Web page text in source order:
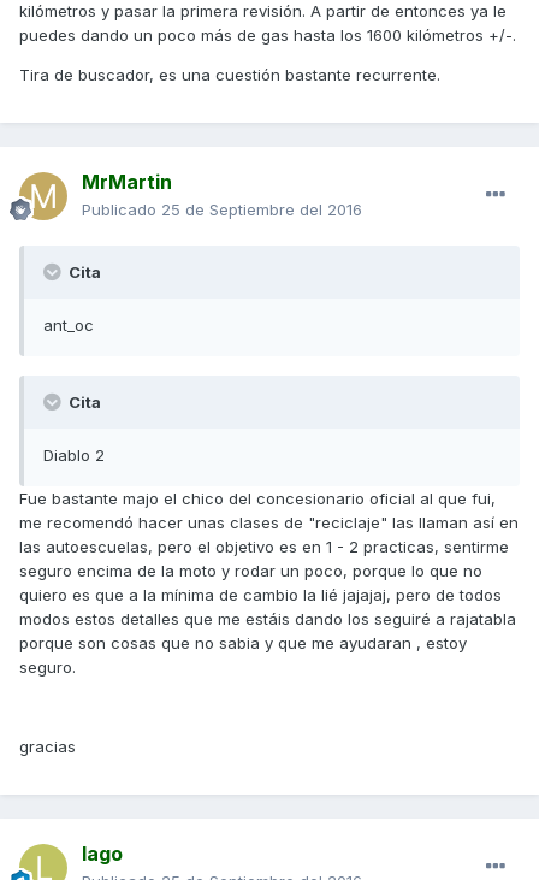
kilómetros y pasar la primera revisión. A partir de entonces ya le
puedes dando un poco más de gas hasta los 1600 kilómetros +/-.
Tira de buscador, es una cuestión bastante recurrente.
MrMartin
Publicado 25 de Septiembre del 2016
Cita
ant_oc
Cita
Diablo 2
Fue bastante majo el chico del concesionario oficial al que fui,
me recomendó hacer unas clases de "reciclaje" las llaman así en
las autoescuelas, pero el objetivo es en 1 - 2 practicas, sentirme
seguro encima de la moto y rodar un poco, porque lo que no
quiero es que a la mínima de cambio la lié jajajaj, pero de todos
modos estos detalles que me estáis dando los seguiré a rajatabla
porque son cosas que no sabia y que me ayudaran , estoy
seguro.
gracias
lago